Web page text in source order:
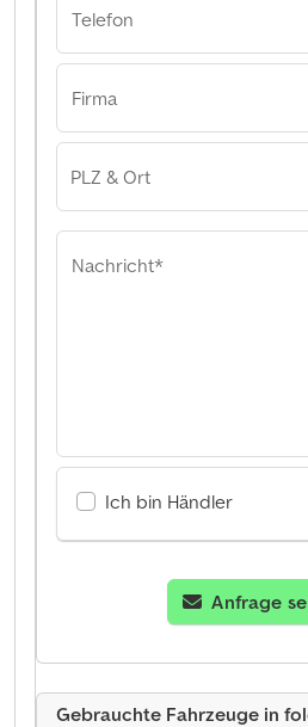
Telefon
Firma
PLZ & Ort
Nachricht*
Ich bin Händler
Anfrage
Gebrauchte Fahrzeuge in